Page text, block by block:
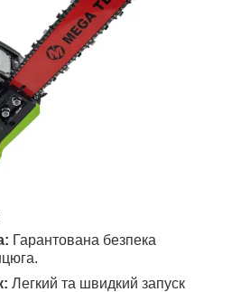
Гарантована безпека
Легкий та швидкий запуск